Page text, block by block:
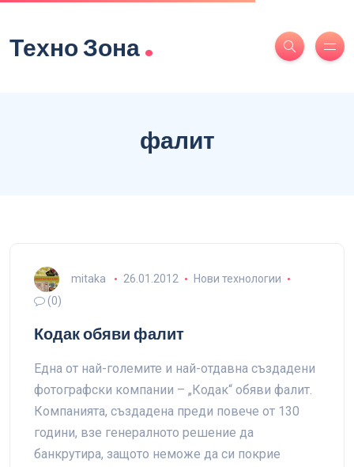
Техно Зона.
фалит
mitaka 26.01.2012
Нови технологии
(0)
Кодак обяви фалит
Една от най-големите и най-отдавна създадени
фотографски компании – „Кодак“ обяви фалит.
Компанията, създадена преди повече от 130
години, взе генералното решение да
банкрутира, защото неможе да си покрие